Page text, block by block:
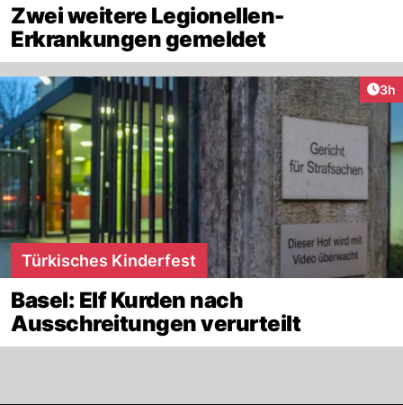
Zwei weitere Legionellen-
Erkrankungen gemeldet
3h
Türkisches Kinderfest
Basel: Elf Kurden nach
Ausschreitungen verurteilt